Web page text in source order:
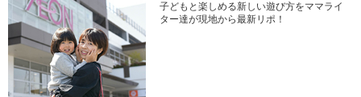
子どもと楽しめる新しい遊び方をママライ
ター達が現地から最新リポ！